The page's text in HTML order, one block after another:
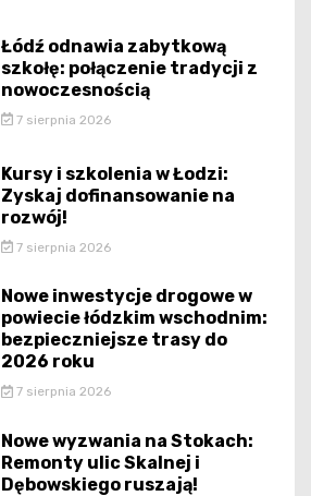
Łódź odnawia zabytkową
szkołę: połączenie tradycji z
nowoczesnością
7 sierpnia 2026
Kursy i szkolenia w Łodzi:
Zyskaj dofinansowanie na
rozwój!
7 sierpnia 2026
Nowe inwestycje drogowe w
powiecie łódzkim wschodnim:
bezpieczniejsze trasy do
2026 roku
7 sierpnia 2026
Nowe wyzwania na Stokach:
Remonty ulic Skalnej i
Dębowskiego ruszają!